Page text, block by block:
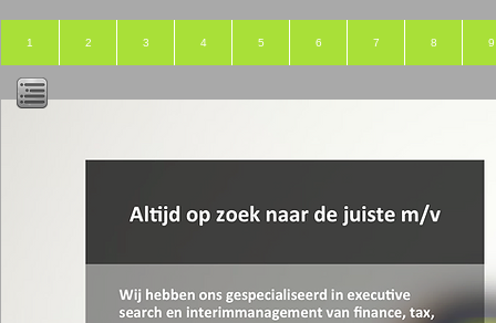
1 2 3 4 5 6 7 8 9